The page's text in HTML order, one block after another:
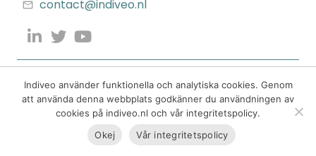
contact@indiveo.nl
Indiveo använder funktionella och analytiska cookies. Genom
att använda denna webbplats godkänner du användningen av
cookies på indiveo.nl och vår integritetspolicy.
Okej
Vår integritetspolicy